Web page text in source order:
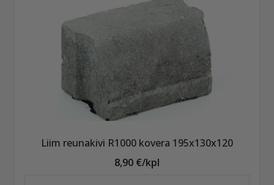
Liim reunakivi R1000 kovera 195x130x120
8,90 €/kpl